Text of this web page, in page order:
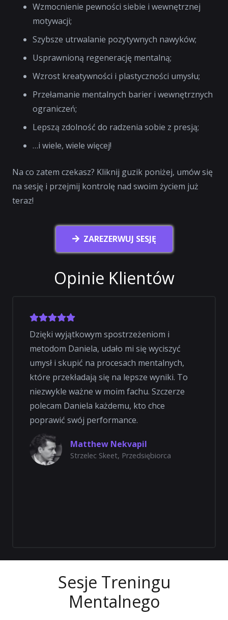
Wzmocnienie pewności siebie i wewnętrznej
motywacji;
Szybsze utrwalanie pozytywnych nawyków;
Usprawnioną regenerację mentalną;
Wzrost kreatywności i plastyczności umysłu;
Przełamanie mentalnych barier i wewnętrznych
ograniczeń;
Lepszą zdolność do radzenia sobie z presją;
…i wiele, wiele więcej!
Na co zatem czekasz? Kliknij guzik poniżej, umów się
na sesję i przejmij kontrolę nad swoim życiem już
teraz!
ZAREZERWUJ SESJĘ
Opinie Klientów
Dzięki wyjątkowym spostrzeżeniom i
metodom Daniela, udało mi się wyciszyć
umysł i skupić na procesach mentalnych,
które przekładają się na lepsze wyniki. To
niezwykle ważne w moim fachu. Szczerze
polecam Daniela każdemu, kto chce
poprawić swój performance.
Matthew Nekvapil
Strzelec Skeet, Przedsiębiorca
Sesje Treningu
Mentalnego